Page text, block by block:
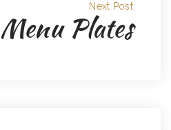
Next Post
Menu Plates